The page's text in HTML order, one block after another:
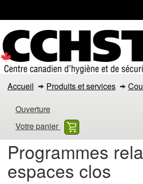
contenu
principal
la
version
HTML
Programmes
relatifs
aux
espaces
clos
Accueil Produits et services
Ouverture
Votre panier
Programmes
espaces clos